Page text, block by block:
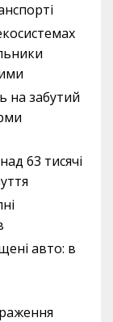
на забутий
63 тисячі
авто: в